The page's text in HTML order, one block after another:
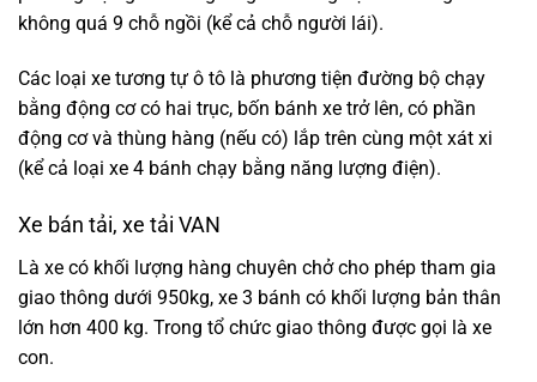
không quá 9 chỗ ngồi (kể cả chỗ người lái).
Các loại xe tương tự ô tô là phương tiện đường bộ chạy
bằng động cơ có hai trục, bốn bánh xe trở lên, có phần
động cơ và thùng hàng (nếu có) lắp trên cùng một xát xi
(kể cả loại xe 4 bánh chạy bằng năng lượng điện).
Xe bán tải, xe tải VAN
Là xe có khối lượng hàng chuyên chở cho phép tham gia
giao thông dưới 950kg, xe 3 bánh có khối lượng bản thân
lớn hơn 400 kg. Trong tổ chức giao thông được gọi là xe
con.